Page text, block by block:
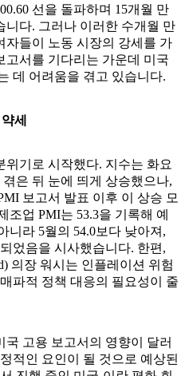
선을 돌파하며 15개월 만
니다. 그러나 이러한 수개월 만
자들이 노동 시장의 강세를 가
고서를 기다리는 가운데 미국
데 어려움을 겪고 있습니다.
세
위기로 시작했다. 지수는 화요
은 뒤 눈에 띄게 상승했으나,
보고서 발표 이후 이 상승 모
조업 PMI는 53.3을 기록해 예
니라 5월의 54.0보다 낮아져,
었음을 시사했습니다. 한편,
의장 워시는 인플레이션 위험
파적 정책 대응의 필요성이 줄
고용 보고서의 영향이 달러
적인 요인이 될 것으로 예상된